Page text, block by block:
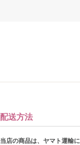
配送方法
当店の商品は、ヤマト運輸